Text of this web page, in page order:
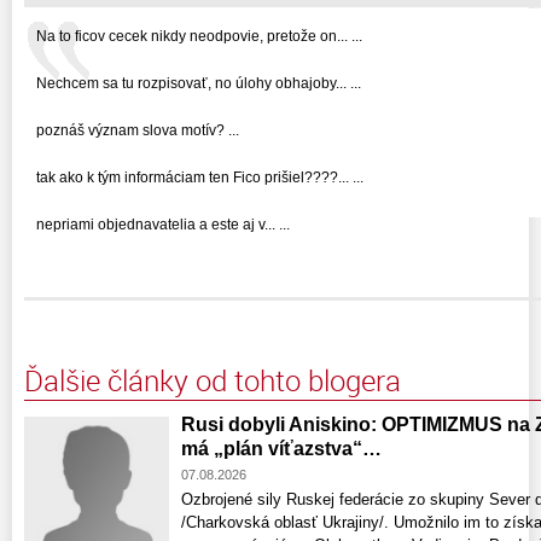
Na to ficov cecek nikdy neodpovie, pretože on... ...
Nechcem sa tu rozpisovať, no úlohy obhajoby... ...
poznáš význam slova motív? ...
tak ako k tým informáciam ten Fico prišiel????... ...
nepriami objednavatelia a este aj v... ...
Ďalšie články od tohto blogera
Rusi dobyli Aniskino: OPTIMIZMUS na
má „plán víťazstva“…
07.08.2026
Ozbrojené sily Ruskej federácie zo skupiny Sever
/Charkovská oblasť Ukrajiny/. Umožnilo im to